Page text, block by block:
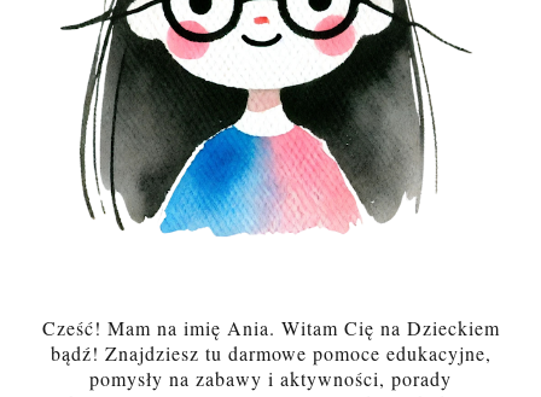
Cześć! Mam na imię Ania. Witam Cię na Dzieckiem
bądź! Znajdziesz tu darmowe pomoce edukacyjne,
pomysły na zabawy i aktywności, porady